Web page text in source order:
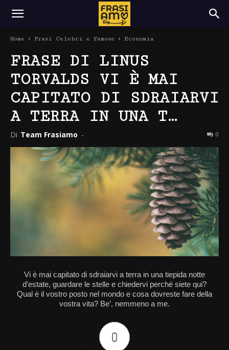
Home Frasi Celebri e Famose Economia
FRASE DI LINUS
TORVALDS VI È MAI
CAPITATO DI SDRAIARVI
A TERRA IN UNA T…
Di Team Frasiamo - 0
Vi è mai capitato di sdraiarvi a terra in una tiepida notte
d’estate, guardare le stelle e chiedervi perché siete qui?
Qual è il vostro posto nel mondo e cosa dovreste fare della
vostra vita? Be’, nemmeno a me.
0